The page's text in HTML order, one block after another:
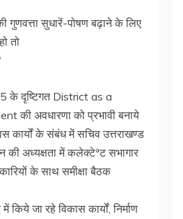
गुणवत्ता सुधारें-पोषण बढ़ाने के लिए
तो
के दृष्टिगत District as a
की अवधारणा को प्रभावी बनाये
कार्यों के संबंध में सचिव उत्तराखण्ड
की अध्यक्षता में कलेक्टेªट सभागार
के साथ समीक्षा बैठक
जा रहे विकास कार्यों, निर्माण